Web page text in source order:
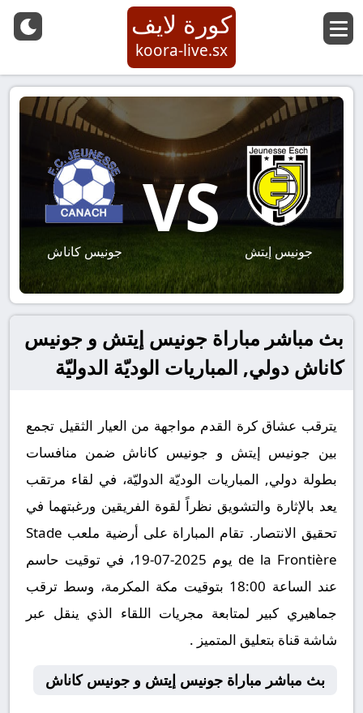
كورة لايف
koora-live.sx
جونيس إيتش
VS
جونيس كاناش
بث مباشر مباراة جونيس إيتش و جونيس
كاناش دولي, المباريات الوديّة الدوليّة
يترقب عشاق كرة القدم مواجهة من العيار الثقيل تجمع
بين جونيس إيتش و جونيس كاناش ضمن منافسات
بطولة دولي, المباريات الوديّة الدوليّة، في لقاء مرتقب
يعد بالإثارة والتشويق نظراً لقوة الفريقين ورغبتهما في
تحقيق الانتصار. تقام المباراة على أرضية ملعب Stade
de la Frontière يوم 2025-07-19، في توقيت حاسم
عند الساعة 18:00 بتوقيت مكة المكرمة، وسط ترقب
جماهيري كبير لمتابعة مجريات اللقاء الذي ينقل عبر
شاشة قناة بتعليق المتميز .
بث مباشر مباراة جونيس إيتش و جونيس كاناش